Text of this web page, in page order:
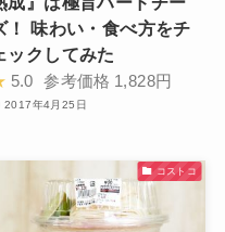
！ 味わい・食べ方をチ
ックしてみた
5.0 参考価格 1,828円
2017年4月25日
コストコ